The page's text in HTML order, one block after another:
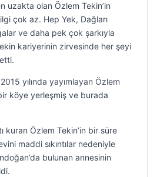
uzakta olan Özlem Tekin’in
çok az. Hep Yek, Dağları
ve daha pek çok şarkıyla
kariyerinin zirvesinde her şeyi
yılında yayımlayan Özlem
köye yerleşmiş ve burada
kuran Özlem Tekin’in bir süre
maddi sıkıntılar nedeniyle
bulunan annesinin